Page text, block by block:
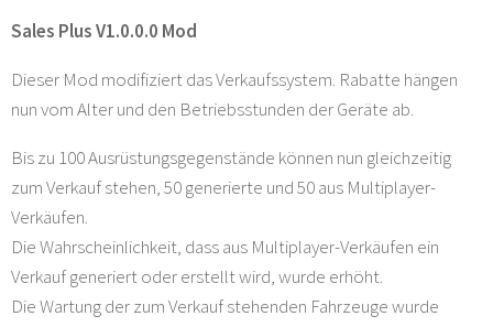
Sales Plus V1.0.0.0 Mod
Dieser Mod modifiziert das Verkaufssystem. Rabatte hängen
nun vom Alter und den Betriebsstunden der Geräte ab.
Bis zu 100 Ausrüstungsgegenstände können nun gleichzeitig
zum Verkauf stehen, 50 generierte und 50 aus Multiplayer-
Verkäufen.
Die Wahrscheinlichkeit, dass aus Multiplayer-Verkäufen ein
Verkauf generiert oder erstellt wird, wurde erhöht.
Die Wartung der zum Verkauf stehenden Fahrzeuge wurde